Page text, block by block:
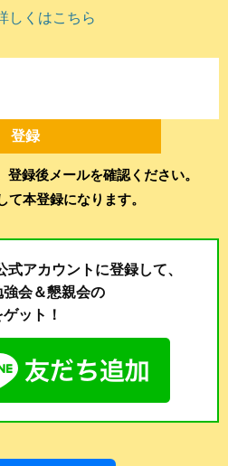
しくはこちら
録後メールを確認ください。
て本登録になります。
式アカウントに登録して、
強会＆懇親会の
ット！